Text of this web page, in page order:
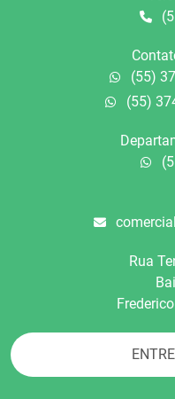
(55)
(55)
Rua